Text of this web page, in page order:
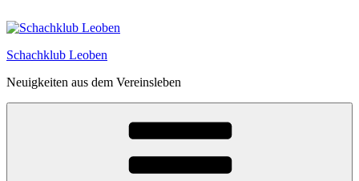
Inhalt
Schachklub Leoben
Neuigkeiten aus dem Vereinsleben